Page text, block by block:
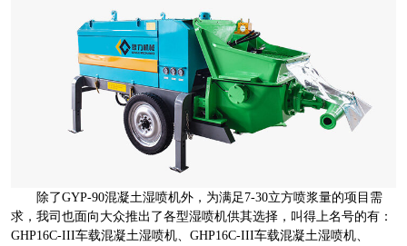
除了GYP-90混凝土湿喷机外，为满足7-30立方喷浆量的项目需
求，我司也面向大众推出了各型湿喷机供其选择，叫得上名号的有：
GHP16C-III车载混凝土湿喷机、GHP16C-III车载混凝土湿喷机、